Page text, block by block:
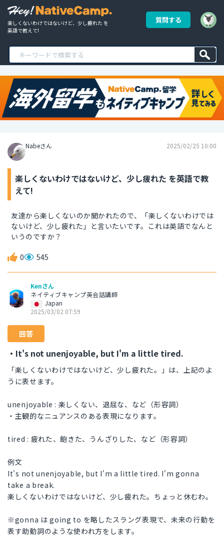
楽しくないわけではないけど、少し疲れた を
英語で教えて!
質問する
Nabeさん 2025/02/25 10:00
楽しくないわけではないけど、少し疲れた を英語で教
えて!
友達から楽しくないのか聞かれたので、「楽しくないわけでは
ないけど、少し疲れた」と言いたいです。これは英語でなんと
いうのですか？
0 545
Kenさん
ネイティブキャンプ英会話講師
Japan
2025/03/02 07:59
回答
・It's not unenjoyable, but I'm a little tired.
「楽しくないわけではないけど、少し疲れた。」は、上記のよ
うに表せます。
unenjoyable : 楽しくない、退屈な、など（形容詞）
・主観的なニュアンスのある表現になります。
tired : 疲れた、飽きた、うんざりした、など（形容詞）
例文
It's not unenjoyable, but I'm a little tired. I'm gonna
take a break.
楽しくないわけではないけど、少し疲れた。ちょっと休むわ。
※gonna は going to を略したスラング表現で、未来の行動を
表す助動詞のような使われ方をします。